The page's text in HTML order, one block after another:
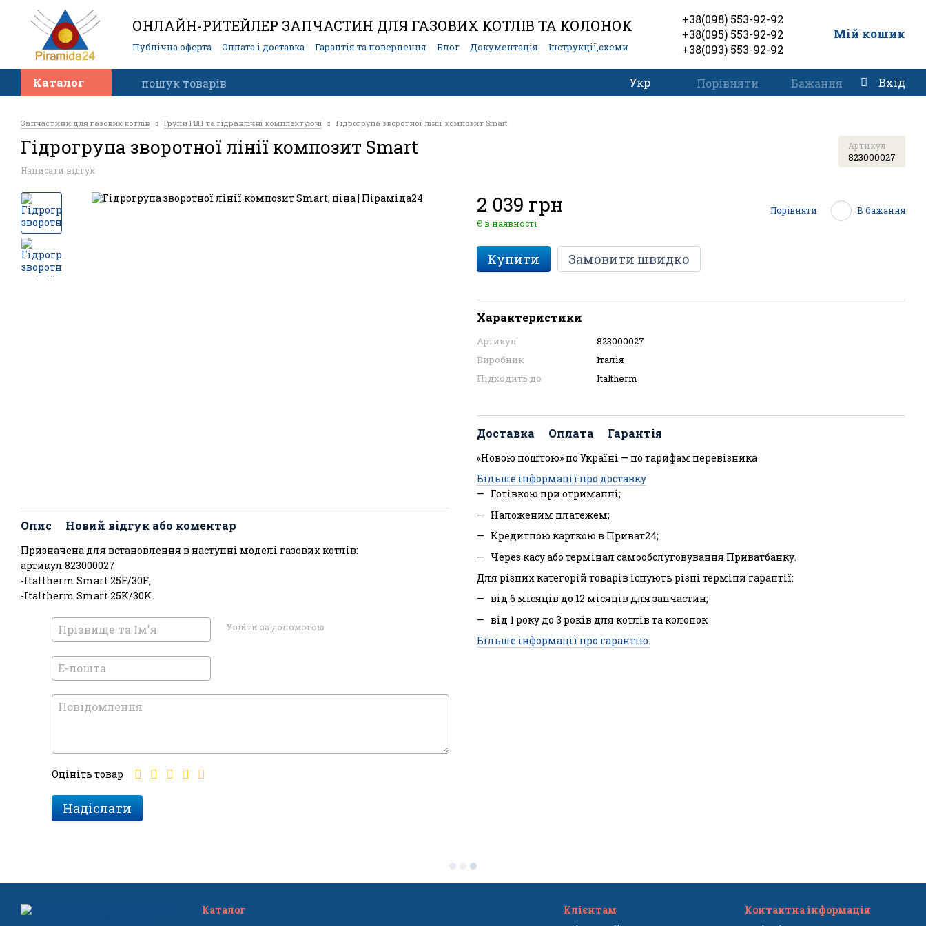
ОНЛАЙН-РИТЕЙЛЕР ЗАПЧАСТИН ДЛЯ ГАЗОВИХ КОТЛІВ ТА КОЛОНОК
Публічна оферта Оплата і доставка Гарантія та повернення Блог Документація
Інструкції,схеми
+38(098) 553-92-92
+38(095) 553-92-92
+38(093) 553-92-92
Мій кошик
Каталог Укр Порівняти Бажання Вхід
Запчастини для газових котлів Групи ГВП та гідравлічні комплектуючі Гідрогрупа зворотної лінії композит Smart
Гідрогрупа зворотної лінії композит Smart Артикул
823000027
Написати відгук
Опис Новий відгук або коментар
Призначена для встановлення в наступні моделі газових котлів:
артикул 823000027
-Italtherm Smart 25F/30F;
-Italtherm Smart 25K/30K.
Увійти за допомогою
Оцініть товар
Надіслати
2 039 грн
Є в наявності
Порівняти В бажання
Купити Замовити швидко
Характеристики
Артикул
823000027
Виробник
Італія
Підходить до
Italtherm
Доставка Оплата Гарантія
«Новою поштою» по Україні — по тарифам перевізника
Більше інформації про доставку
Готівкою при отриманні;
Наложеним платежем;
Кредитною карткою в Приват24;
Через касу або термінал самообслуговування Приватбанку.
Для різних категорій товарів існують різні терміни гарантії:
від 6 місяців до 12 місяців для запчастин;
від 1 року до 3 років для котлів та колонок
Більше інформації про гарантію.
Каталог Клієнтам Контактна інформація